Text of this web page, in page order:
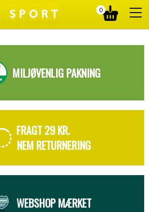
0
MILJØVENLIG PAKNING
FRAGT 29 KR.
NEM RETURNERING
WEBSHOP MÆRKET